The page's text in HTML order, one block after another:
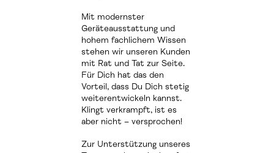
Mit modernster
Geräteausstattung und
hohem fachlichem Wissen
stehen wir unseren Kunden
mit Rat und Tat zur Seite.
Für Dich hat das den
Vorteil, dass Du Dich stetig
weiterentwickeln kannst.
Klingt verkrampft, ist es
aber nicht – versprochen!
Zur Unterstützung unseres